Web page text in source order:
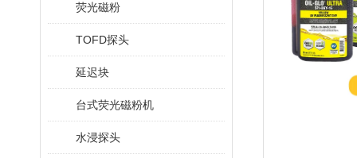
荧光磁粉
TOFD探头
延迟块
台式荧光磁粉机
水浸探头